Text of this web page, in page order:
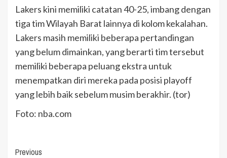
Lakers kini memiliki catatan 40-25, imbang dengan
tiga tim Wilayah Barat lainnya di kolom kekalahan.
Lakers masih memiliki beberapa pertandingan
yang belum dimainkan, yang berarti tim tersebut
memiliki beberapa peluang ekstra untuk
menempatkan diri mereka pada posisi playoff
yang lebih baik sebelum musim berakhir. (tor)
Foto: nba.com
Continue
Previous